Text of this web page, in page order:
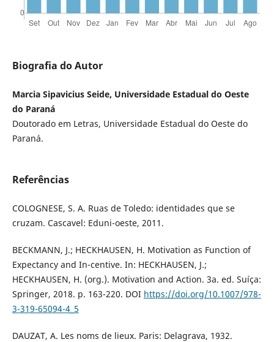
Biografia do Autor
Marcia Sipavicius Seide, Universidade Estadual do Oeste
do Paraná
Doutorado em Letras, Universidade Estadual do Oeste do
Paraná.
Referências
COLOGNESE, S. A. Ruas de Toledo: identidades que se
cruzam. Cascavel: Eduni-oeste, 2011.
BECKMANN, J.; HECKHAUSEN, H. Motivation as Function of
Expectancy and In-centive. In: HECKHAUSEN, J.;
HECKHAUSEN, H. (org.). Motivation and Action. 3a. ed. Suíça:
Springer, 2018. p. 163-220. DOI https://doi.org/10.1007/978-
3-319-65094-4_5
DAUZAT, A. Les noms de lieux. Paris: Delagrava, 1932.